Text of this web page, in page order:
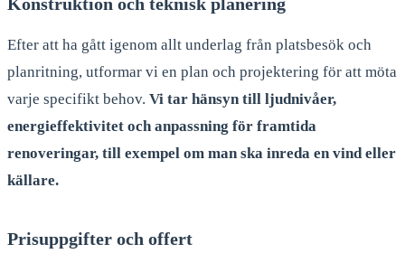
Efter att ha gått igenom allt underlag från platsbesök och
planritning, utformar vi en plan och projektering för att möta
varje specifikt behov. Vi tar hänsyn till ljudnivåer,
energieffektivitet och anpassning för framtida
renoveringar, till exempel om man ska inreda en vind eller
källare.
Prisuppgifter och offert